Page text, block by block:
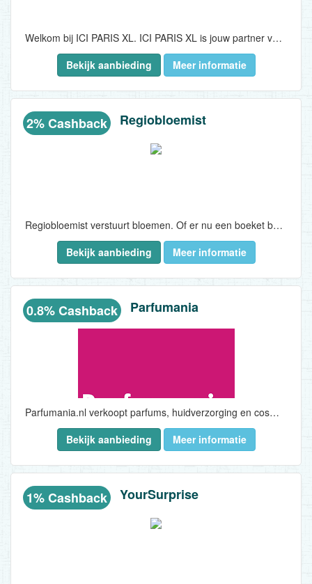
Welkom bij ICI PARIS XL. ICI PARIS XL is jouw partner voor parfum, huidverzorging en make-up. Dé nr. 1 beauty expert van België. Bijna 51 jaar lang rolt ICI PARIS XL dagelijks de roze loper uit voor zijn klanten. Iedereen is mooi, dat weten we bij ICI PARIS XL wel zeker. We helpen je graag om je nog mooier te doen voelen dan je nu al bent. Durf jezelf te zijn, voor 100%...
Bekijk aanbieding
Meer informatie
2% Cashback Regiobloemist
Regiobloemist verstuurt bloemen. Of er nu een boeket besteld wordt voor een adres in Amsterdam of Utrecht, dat maakt bij Regiobloemist niet uit.
Regiobloemist garandeerd altijd verse bloemen met 7 dagen versgarantie voor iedere gelegenheid en iedere locatie. De beste kwaliteit voor de beste prijs...
Bekijk aanbieding Meer informatie
0.8% Cashback Parfumania
Parfumania.nl verkoopt parfums, huidverzorging en cosmetica van vrijwel alle bekende A-merken. In ons assortiment vind je topmerken zoals Hugo Boss, Dolce & Gabbana, Van Gils, Gucci en Zadig & Voltaire. Daarnaast voeren wij een aantal niche-lijnen waaronder Benamôr, Castelbel, Ortigia en Compagnie de Provence. Met deze producten onderscheiden wij ons van de mainstream parfumerieën. Verder verkopen wij interessante aanvullende artikelen zoals toilettassen, geurstokjes, handdoeken, wekkers en tassen. Voor kinderen hebben we leuke producten van o.a. Paw Patrol, Spiderman en Minnie Mouse. Aantrekkelijk voor de feestdagen of om gewoon cadeau te geven. Parfumania staat al 15 jaar bekend om zijn snelle levering en top klantenservice. En dit alles natuurlijk tegen een aantrekkelijke prijs...
Bekijk aanbieding
Meer informatie
1% Cashback YourSurprise